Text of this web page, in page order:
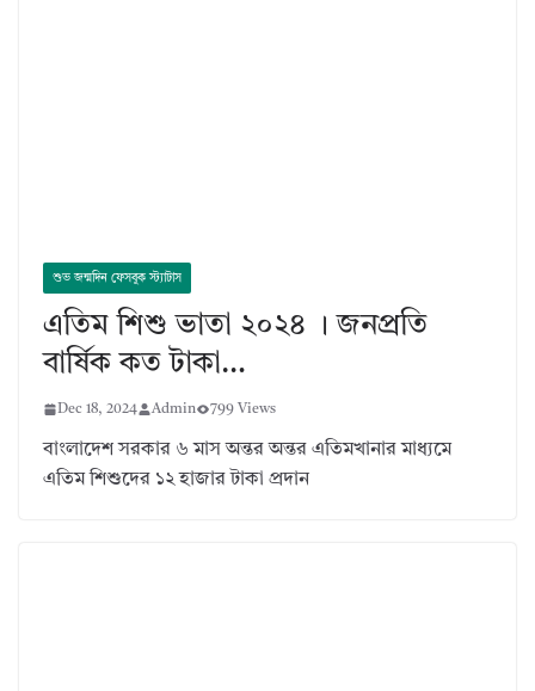
শুভ জন্মদিন ফেসবুক স্ট্যাটাস
এতিম শিশু ভাতা ২০২৪ । জনপ্রতি
বার্ষিক কত টাকা…
Dec 18, 2024 Admin 799 Views
বাংলাদেশ সরকার ৬ মাস অন্তর অন্তর এতিমখানার মাধ্যমে
এতিম শিশুদের ১২ হাজার টাকা প্রদান